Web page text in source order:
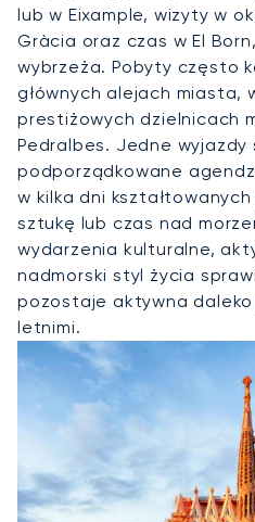
lub w Eixample, wizyty w
Gràcia oraz czas w El
wybrzeża. Pobyty często
głównych alejach miasta,
prestiżowych dzielnicach
Pedralbes. Jedne wyjazdy
podporządkowane
w kilka dni
sztukę lub czas nad
wydarzenia kulturalne,
nadmorski styl życia
pozostaje aktywna daleko
letnimi.